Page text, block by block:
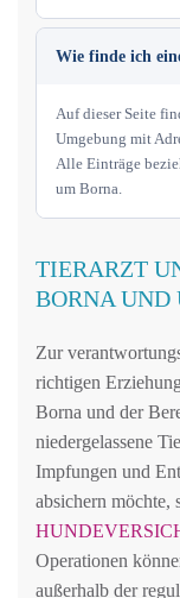
Wie finde ich
Auf dieser Seite
Umgebung mit
Alle Einträge
um Borna.
TIERARZT
BORNA UND
Zur
richtigen
Borna und der
niedergelassene
Impfungen und
absichern möchte,
Operationen
außerhalb der